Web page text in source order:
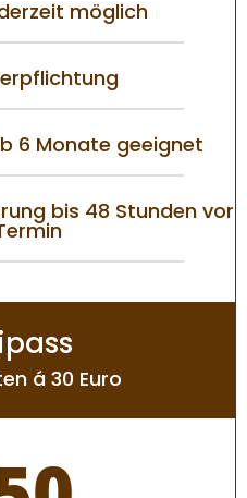
möglich
6 Monate geeignet
bis 48 Stunden vor
á 30 Euro